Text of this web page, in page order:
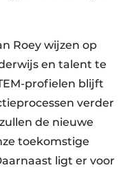
Roey wijzen op
en talent te
profielen blijft
verder
de nieuwe
toekomstige
ligt er voor